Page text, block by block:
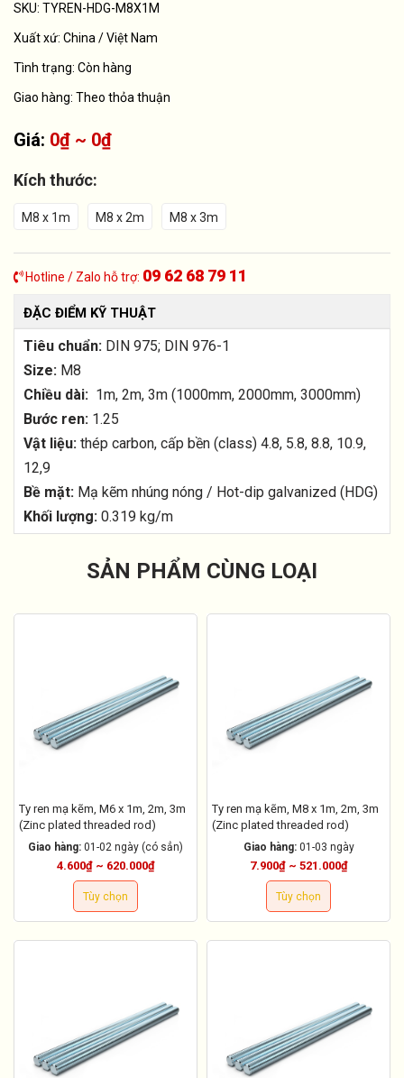
SKU: TYREN-HDG-M8X1M
Xuất xứ: China / Việt Nam
Tình trạng: Còn hàng
Giao hàng: Theo thỏa thuận
Giá: 0₫ ~ 0₫
Kích thước:
M8 x 1m M8 x 2m M8 x 3m
Hotline / Zalo hỗ trợ: 09 62 68 79 11
ĐẶC ĐIỂM KỸ THUẬT
Tiêu chuẩn: DIN 975; DIN 976-1
Size: M8
Chiều dài: 1m, 2m, 3m (1000mm, 2000mm, 3000mm)
Bước ren: 1.25
Vật liệu: thép carbon, cấp bền (class) 4.8, 5.8, 8.8, 10.9,
12,9
Bề mặt: Mạ kẽm nhúng nóng / Hot-dip galvanized (HDG)
Khối lượng: 0.319 kg/m
SẢN PHẨM CÙNG LOẠI
Ty ren mạ kẽm, M6 x 1m, 2m, 3m
(Zinc plated threaded rod)
Giao hàng: 01-02 ngày (có sẳn)
4.600₫ ~ 620.000₫
Tùy chọn
Ty ren mạ kẽm, M8 x 1m, 2m, 3m
(Zinc plated threaded rod)
Giao hàng: 01-03 ngày
7.900₫ ~ 521.000₫
Tùy chọn